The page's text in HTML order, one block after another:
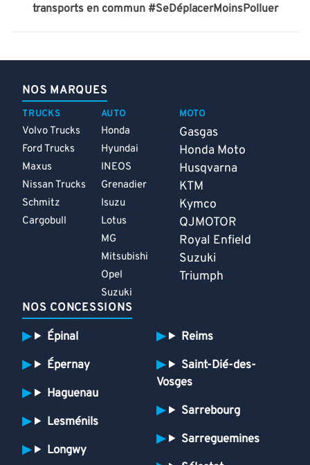
transports en commun #SeDéplacerMoinsPolluer
NOS MARQUES
TRUCKS
Volvo Trucks
Ford Trucks
Maxus
Nissan Trucks
Schmitz
Cargobull
AUTO
Honda
Hyundai
INEOS
Grenadier
Isuzu
Lotus
MG
Mitsubishi
Opel
Suzuki
MOTO
Gasgas
Honda Moto
Husqvarna
KTM
Kymco
QJMOTOR
Royal Enfield
Suzuki
Triumph
NOS CONCESSIONS
Épinal
Épernay
Haguenau
Lesménils
Longwy
Reims
Saint-Dié-des-
Vosges
Sarrebourg
Sarreguemines